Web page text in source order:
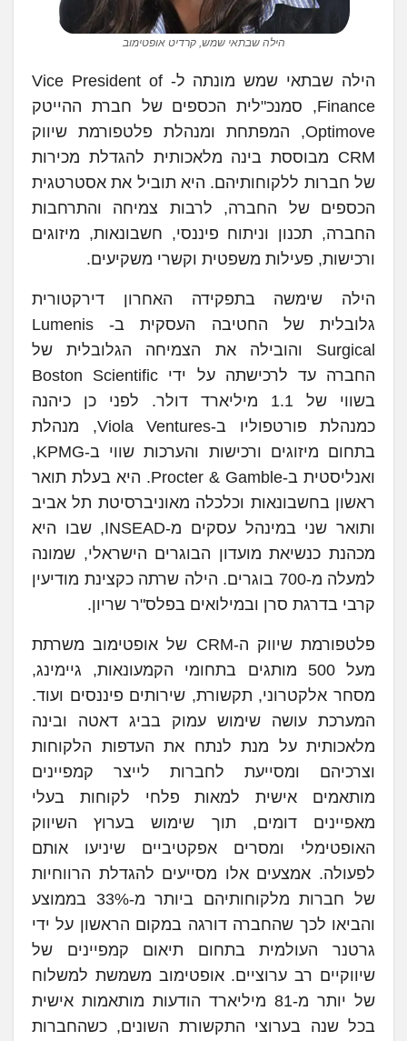
הילה שבתאי שמש, קרדיט אופטימוב
הילה שבתאי שמש מונתה ל- Vice President of
Finance, סמנכ"לית הכספים של חברת ההייטק
Optimove, המפתחת ומנהלת פלטפורמת שיווק
CRM מבוססת בינה מלאכותית להגדלת מכירות
של חברות ללקוחותיהם. היא תוביל את אסטרטגית
הכספים של החברה, לרבות צמיחה והתרחבות
החברה, תכנון וניתוח פיננסי, חשבונאות, מיזוגים
ורכישות, פעילות משפטית וקשרי משקיעים.
הילה שימשה בתפקידה האחרון דירקטורית
גלובלית של החטיבה העסקית ב- Lumenis
Surgical והובילה את הצמיחה הגלובלית של
החברה עד לרכישתה על ידי Boston Scientific
בשווי של 1.1 מיליארד דולר. לפני כן כיהנה
כמנהלת פורטפוליו ב-Viola Ventures, מנהלת
בתחום מיזוגים ורכישות והערכות שווי ב-KPMG,
ואנליסטית ב-Procter & Gamble. היא בעלת תואר
ראשון בחשבונאות וכלכלה מאוניברסיטת תל אביב
ותואר שני במינהל עסקים מ-INSEAD, שבו היא
מכהנת כנשיאת מועדון הבוגרים הישראלי, שמונה
למעלה מ-700 בוגרים. הילה שרתה כקצינת מודיעין
קרבי בדרגת סרן ובמילואים בפלס"ר שריון.
פלטפורמת שיווק ה-CRM של אופטימוב משרתת
מעל 500 מותגים בתחומי הקמעונאות, גיימינג,
מסחר אלקטרוני, תקשורת, שירותים פיננסים ועוד.
המערכת עושה שימוש עמוק בביג דאטה ובינה
מלאכותית על מנת לנתח את העדפות הלקוחות
וצרכיהם ומסייעת לחברות לייצר קמפיינים
מותאמים אישית למאות פלחי לקוחות בעלי
מאפיינים דומים, תוך שימוש בערוץ השיווק
האופטימלי ומסרים אפקטיביים שיניעו אותם
לפעולה. אמצעים אלו מסייעים להגדלת הרווחיות
של חברות מלקוחותיהם ביותר מ-33% בממוצע
והביאו לכך שהחברה דורגה במקום הראשון על ידי
גרטנר העולמית בתחום תיאום קמפיינים של
שיווקיים רב ערוציים. אופטימוב משמשת למשלוח
של יותר מ-81 מיליארד הודעות מותאמות אישית
בכל שנה בערוצי התקשורת השונים, כשהחברות